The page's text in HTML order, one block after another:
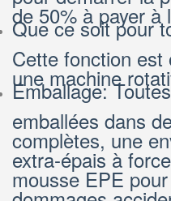
de 50% à payer à
Que ce soit pour
Cette fonction est
une machine
Emballage:
emballées dans
complètes, une
extra-épais à
mousse EPE
dommages